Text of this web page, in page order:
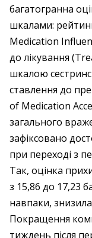
багатогранна
шкалами:
Medication
до лікування
шкалою
ставлення до
of Medication
загального
зафіксовано
при переході з
Так, оцінка
з 15,86 до 17,23
навпаки,
Покращення
тиждень після